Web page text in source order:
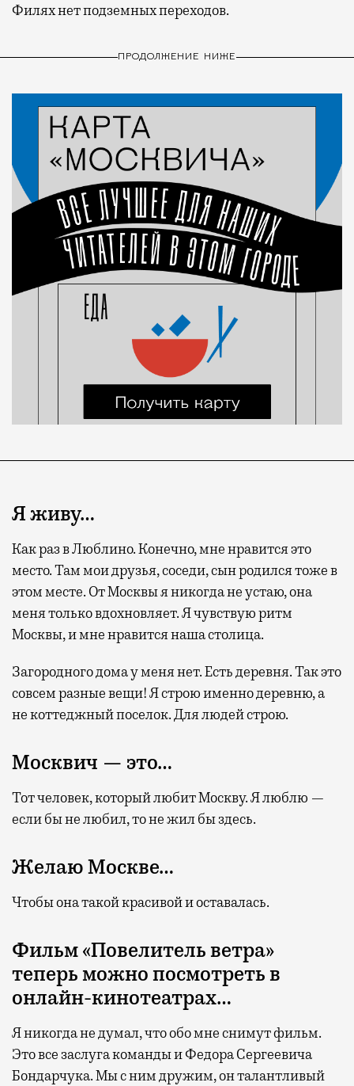
Филях нет подземных переходов.
ПРОДОЛЖЕНИЕ НИЖЕ
Я живу…
Как раз в Люблино. Конечно, мне нравится это
место. Там мои друзья, соседи, сын родился тоже в
этом месте. От Москвы я никогда не устаю, она
меня только вдохновляет. Я чувствую ритм
Москвы, и мне нравится наша столица.
Загородного дома у меня нет. Есть деревня. Так это
совсем разные вещи! Я строю именно деревню, а
не коттеджный поселок. Для людей строю.
Москвич — это…
Тот человек, который любит Москву. Я люблю —
если бы не любил, то не жил бы здесь.
Желаю Москве…
Чтобы она такой красивой и оставалась.
Фильм «Повелитель ветра»
теперь можно посмотреть в
онлайн-кинотеатрах…
Я никогда не думал, что обо мне снимут фильм.
Это все заслуга команды и Федора Сергеевича
Бондарчука. Мы с ним дружим, он талантливый